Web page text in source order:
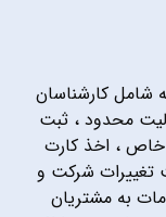
کارشناسان
محدود ، ثبت
، اخذ کارت
تغییرات شرکت و
به مشتریان